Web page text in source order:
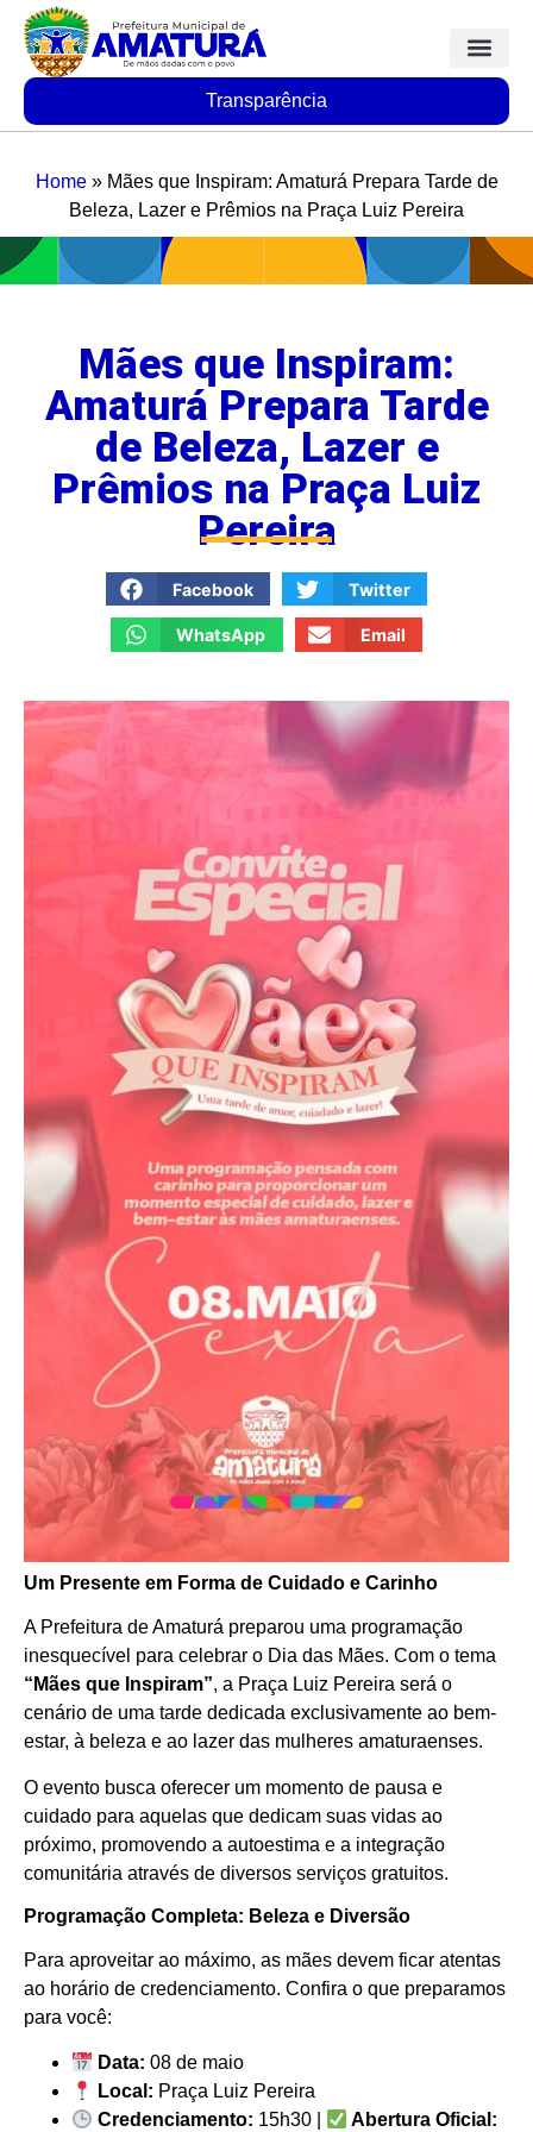
Transparência
Home» Mães que Inspiram: Amaturá Prepara Tarde de
Beleza, Lazer e Prêmios na Praça Luiz Pereira
Mães que Inspiram:
Amaturá Prepara Tarde
de Beleza, Lazer e
Prêmios na Praça Luiz
Pereira
Facebook Twitter
WhatsApp Email
Um Presente em Forma de Cuidado e Carinho
A Prefeitura de Amaturá preparou uma programação
inesquecível para celebrar o Dia das Mães. Com o tema
“Mães que Inspiram”, a Praça Luiz Pereira será o
cenário de uma tarde dedicada exclusivamente ao bem-
estar, à beleza e ao lazer das mulheres amaturaenses.
O evento busca oferecer um momento de pausa e
cuidado para aquelas que dedicam suas vidas ao
próximo, promovendo a autoestima e a integração
comunitária através de diversos serviços gratuitos.
Programação Completa: Beleza e Diversão
Para aproveitar ao máximo, as mães devem ficar atentas
ao horário de credenciamento. Confira o que preparamos
para você:
Data: 08 de maio
Local: Praça Luiz Pereira
Credenciamento: 15h30 | Abertura Oficial: